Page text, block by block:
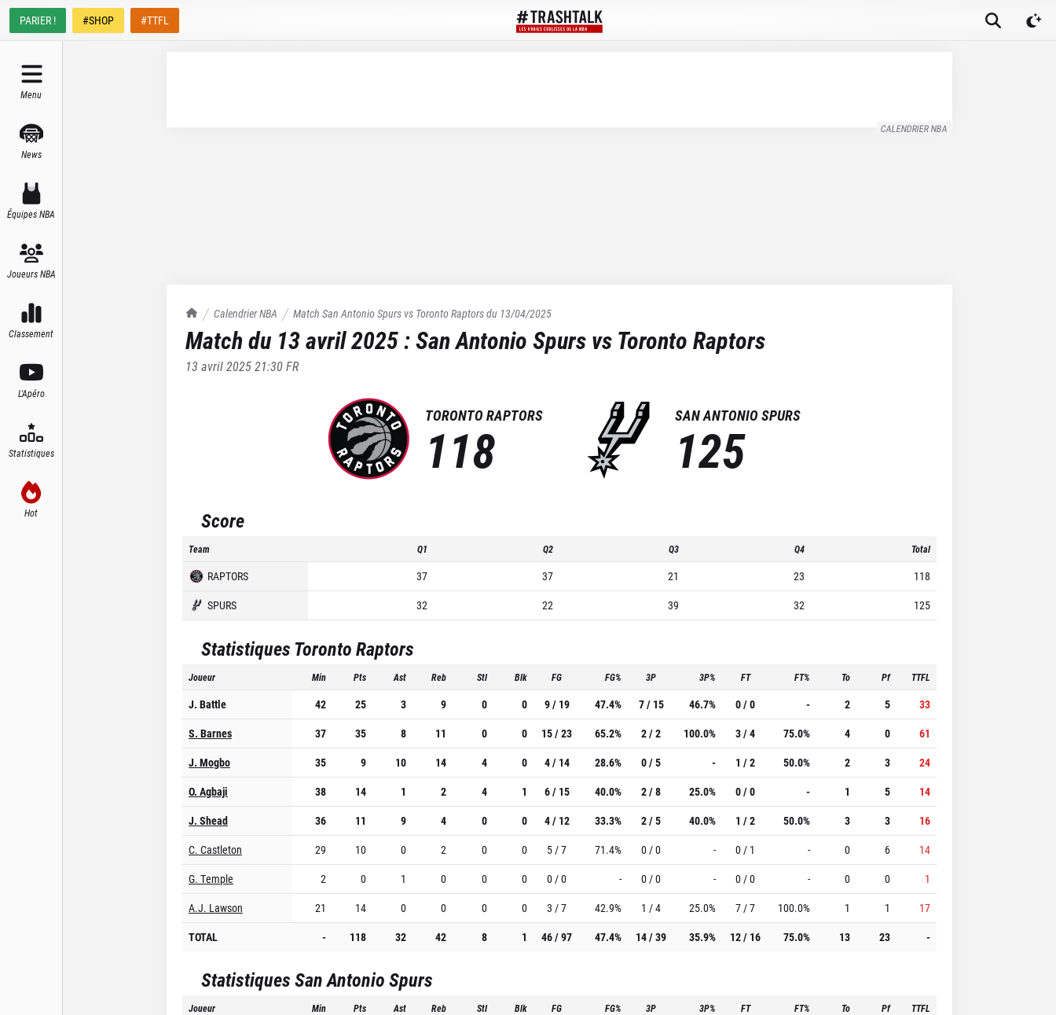
PARIER ! #SHOP #TTFL
Menu
News
Équipes NBA
Joueurs NBA
Classement
L'Apéro
Statistiques
Hot
CALENDRIER NBA
TrashTalk Actu NBA
Calendrier NBA Match San Antonio Spurs vs Toronto Raptorsdu 13/04/2025
Match du 13 avril 2025:San Antonio Spurs vs Toronto Raptors
13 avril 2025 21:30FR
TORONTO RAPTORS
118
SAN ANTONIO SPURS
125
Score
Team Q1 Q2 Q3 Q4 Total
RAPTORS 37 37 21 23
118
SPURS
32 22 39 32 125
Statistiques Toronto Raptors
Joueur Min Pts Ast Reb Stl Blk FG FG% 3P 3P% FT FT% To Pf TTFL
J. Battle 42 25 3 9 0 0 9 / 19 47.4% 7 / 15 46.7% 0 / 0 - 2 5
33
S. Barnes
37 35 8 11 0 0 15 / 23 65.2% 2 / 2 100.0% 3 / 4 75.0% 4 0
61
J. Mogbo
35 9 10 14 4 0 4 / 14 28.6% 0 / 5 - 1 / 2 50.0% 2 3
24
O. Agbaji
38 14 1 2 4 1 6 / 15 40.0% 2 / 8 25.0% 0 / 0 - 1 5
14
J. Shead
36 11 9 4 0 0 4 / 12 33.3% 2 / 5 40.0% 1 / 2 50.0% 3 3
16
C. Castleton
29 10 0 2 0 0 5 / 7 71.4% 0 / 0 - 0 / 1 - 0 6
14
G. Temple
2 0 1 0 0 0 0 / 0 - 0 / 0 - 0 / 0 - 0 0
1
A.J. Lawson
21 14 0 0 0 0 3 / 7 42.9% 1 / 4 25.0% 7 / 7 100.0% 1 1
17
TOTAL
- 118 32 42 8 1 46 / 97 47.4% 14 / 39 35.9% 12 / 16 75.0% 13 23 -
StatistiquesSan Antonio Spurs
Joueur Min Pts Ast Reb Stl Blk FG FG% 3P 3P% FT FT% To Pf TTFL